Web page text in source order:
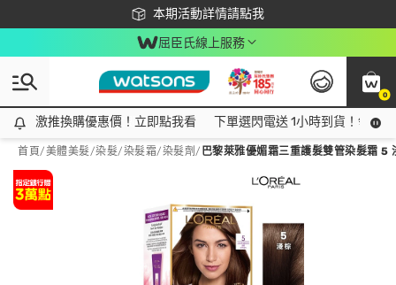
本期活動詳情請點我
下載app最高回饋$350
屈臣氏線上服務
0
激推換購優惠價！立即點我看
激推換購優惠價！立即點我看 下單選閃電送 1小時到貨！領神
首頁/美體美髮/染髮/染髮霜/染髮劑 / 巴黎萊雅優媚霜三重護髮雙管染髮霜 5